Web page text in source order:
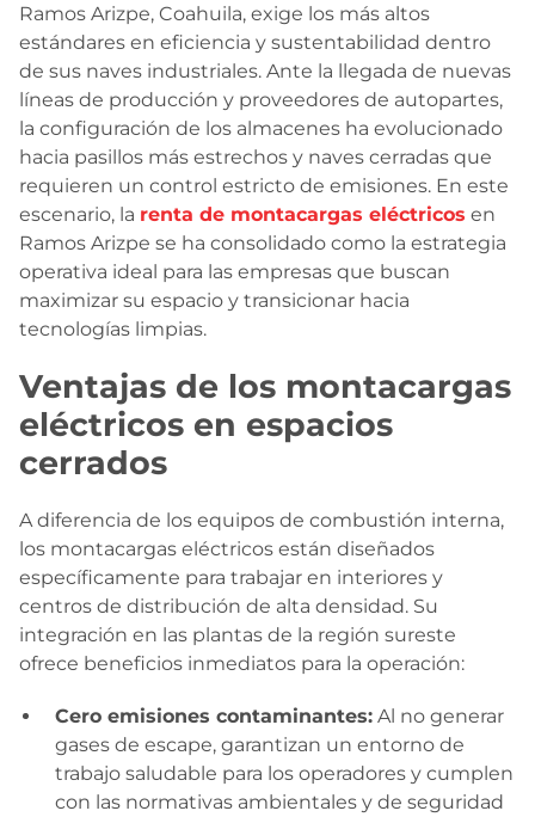
Ramos Arizpe, Coahuila, exige los más altos
estándares en eficiencia y sustentabilidad dentro
de sus naves industriales. Ante la llegada de nuevas
líneas de producción y proveedores de autopartes,
la configuración de los almacenes ha evolucionado
hacia pasillos más estrechos y naves cerradas que
requieren un control estricto de emisiones. En este
escenario, la renta de montacargas eléctricos en
Ramos Arizpe se ha consolidado como la estrategia
operativa ideal para las empresas que buscan
maximizar su espacio y transicionar hacia
tecnologías limpias.
Ventajas de los montacargas
eléctricos en espacios
cerrados
A diferencia de los equipos de combustión interna,
los montacargas eléctricos están diseñados
específicamente para trabajar en interiores y
centros de distribución de alta densidad. Su
integración en las plantas de la región sureste
ofrece beneficios inmediatos para la operación:
Cero emisiones contaminantes: Al no generar
gases de escape, garantizan un entorno de
trabajo saludable para los operadores y cumplen
con las normativas ambientales y de seguridad